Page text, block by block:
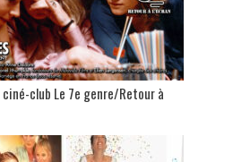
ciné-club Le 7e genre/Retour à